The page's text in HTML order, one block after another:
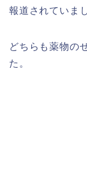
報道されていま
どちらも薬物の
た。